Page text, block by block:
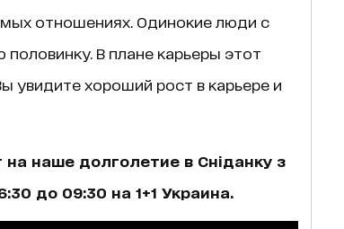
отношениях. Одинокие люди с
В плане карьеры этот
увидите хороший рост в карьере и
наше долголетие в Сніданку з
до 09:30 на 1+1 Украина.